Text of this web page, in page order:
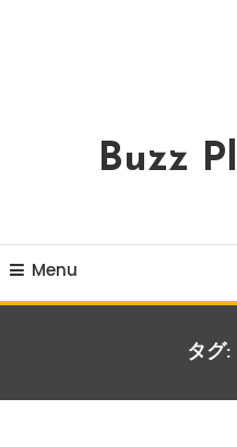
Buzz
Menu
タグ: